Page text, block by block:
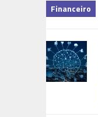
Financeiro